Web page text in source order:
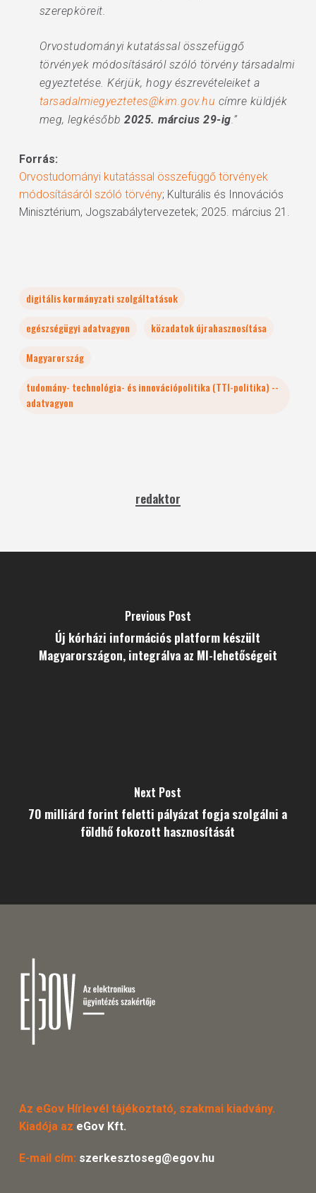
szerepköreit.
Orvostudományi kutatással összefüggő
törvények módosításáról szóló törvény társadalmi
egyeztetése. Kérjük, hogy észrevételeiket a
tarsadalmiegyeztetes@kim.gov.hu címre küldjék
meg, legkésőbb2025. március 29-ig.”
Forrás:
Orvostudományi kutatással összefüggő törvények
módosításáról szóló törvény; Kulturális és Innovációs
Minisztérium, Jogszabálytervezetek; 2025. március 21.
digitális kormányzati szolgáltatások
egészségügyi adatvagyon
közadatok újrahasznosítása
Magyarország
tudomány- technológia- és innovációpolitika (TTI-politika) --
adatvagyon
redaktor
Previous Post
Új kórházi információs platform készült
Magyarországon, integrálva az MI-lehetőségeit
Next Post
70 milliárd forint feletti pályázat fogja szolgálni a
földhő fokozott hasznosítását
Az eGov Hírlevél tájékoztató, szakmai kiadvány.
Kiadója az eGov Kft.
E-mail cím: szerkesztoseg@egov.hu